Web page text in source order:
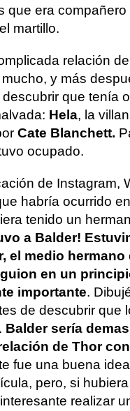
que era compañero
martillo.
relación
y más
descubrir que tenía
Hela, la
Cate Blanchett.
ocupado.
de Instagram,
habría ocurrido
tenido un
a Balder!
el medio hermano
en un
importante.
de descubrir que
Balder sería
de Thor
fue una buena
pero, si
realizar